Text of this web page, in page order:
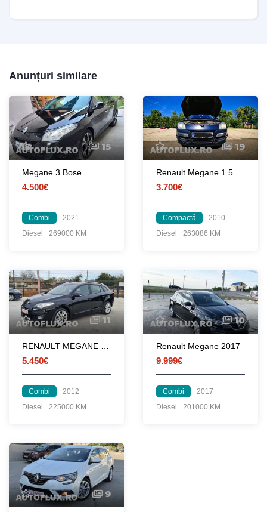
Anunțuri similare
15
Megane 3 Bose
4.500€
Combi
2021
Diesel
269000 KM
19
3.700€
Compactă
2010
Diesel
263086 KM
11
5.450€
Combi
2012
Diesel
225000 KM
10
Renault Megane 2017
9.999€
Combi
2017
Diesel
201000 KM
9